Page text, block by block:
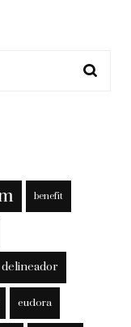
benefit
delineador
eudora